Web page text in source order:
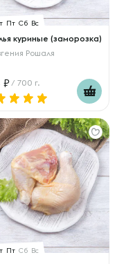
Пт Сб Вс
куриные (заморозка)
Рошаля
/ 700 г.
Пт Сб Вс